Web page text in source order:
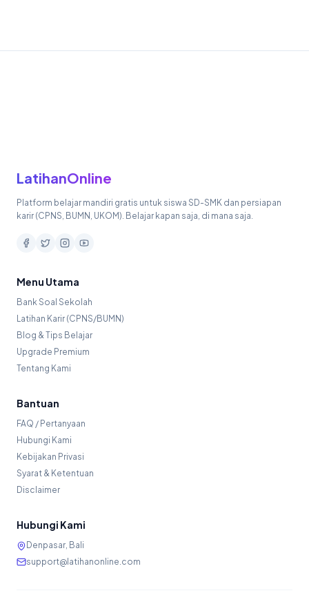
LatihanOnline
Platform belajar mandiri gratis untuk siswa SD-SMK dan persiapan
karir (CPNS, BUMN, UKOM). Belajar kapan saja, di mana saja.
Menu Utama
Bank Soal Sekolah
Latihan Karir (CPNS/BUMN)
Blog & Tips Belajar
Upgrade Premium
Tentang Kami
Bantuan
FAQ / Pertanyaan
Hubungi Kami
Kebijakan Privasi
Syarat & Ketentuan
Disclaimer
Hubungi Kami
Denpasar, Bali
support@latihanonline.com